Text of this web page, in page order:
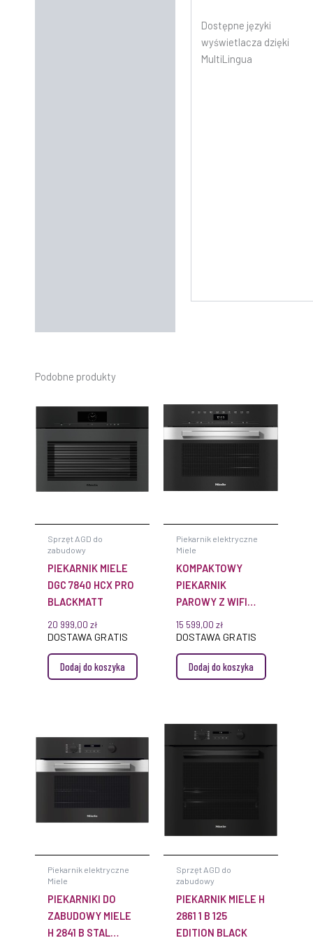
Dostępne języki
wyświetlacza dzięki
MultiLingua
Podobne produkty
Sprzęt AGD do
zabudowy
PIEKARNIK MIELE
DGC 7840 HCX PRO
BLACKMATT
20 999,00 zł
DOSTAWA GRATIS
Dodaj do koszyka
Piekarnik elektryczne
Miele
KOMPAKTOWY
PIEKARNIK
PAROWY Z WIFI
I BRILLIANTLIGHT
DGC 7445 HC PRO
CLEANSTEEL
MIELE
15 599,00 zł
DOSTAWA GRATIS
Dodaj do koszyka
Piekarnik elektryczne
Miele
PIEKARNIKI DO
ZABUDOWY MIELE
H 2841 B STAL
Sprzęt AGD do
zabudowy
PIEKARNIK MIELE H
2861 1 B 125
EDITION BLACK